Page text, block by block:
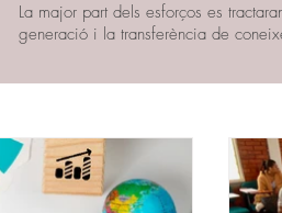
La major part dels esforços es
generació i la transferència de